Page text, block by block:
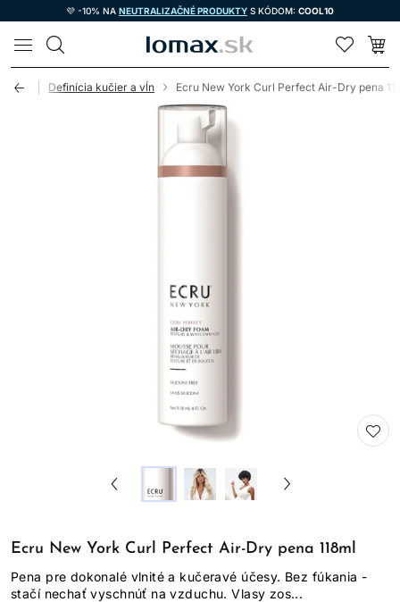
💜 -10% NA NEUTRALIZAČNÉ PRODUKTY S KÓDOM: COOL10
LOMAX
Definícia kučier a vĺn Ecru New York Curl Perfect Air-Dry pena
Ecru New York Curl Perfect Air-Dry pena 118ml
Pena pre dokonalé vlnité a kučeravé účesy. Bez fúkania -
stačí nechať vyschnúť na vzduchu. Vlasy zos...